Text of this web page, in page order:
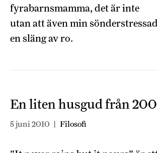
fyrabarnsmamma, det är inte
utan att även min
en släng av ro.
En liten husgud från
5 juni 2010 | Filosofi